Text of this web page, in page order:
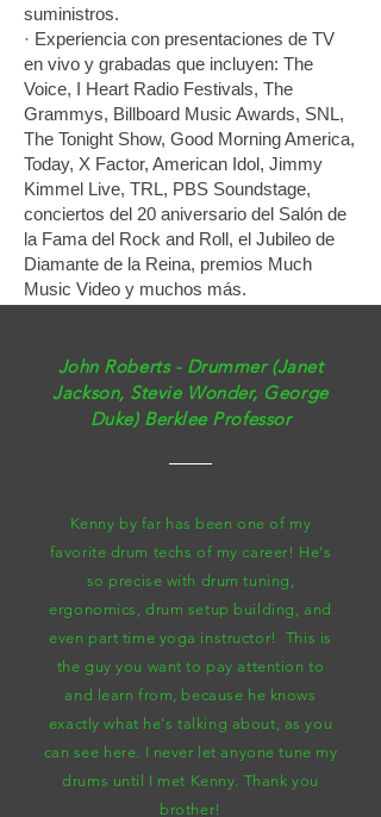
suministros.
· Experiencia con presentaciones de TV
en vivo y grabadas que incluyen: The
Voice, I Heart Radio Festivals, The
Grammys, Billboard Music Awards, SNL,
The Tonight Show, Good Morning America,
Today, X Factor, American Idol, Jimmy
Kimmel Live, TRL, PBS Soundstage,
conciertos del 20 aniversario del Salón de
la Fama del Rock and Roll, el Jubileo de
Diamante de la Reina, premios Much
Music Video y muchos más.
John Roberts - Drummer (Janet
Jackson, Stevie Wonder, George
Duke) Berklee Professor
Kenny by far has been one of my
favorite drum techs of my career! He's
so precise with drum tuning,
ergonomics, drum setup building, and
even part time yoga instructor! This is
the guy you want to pay attention to
and learn from, because he knows
exactly what he's talking about, as you
can see here. I never let anyone tune my
drums until I met Kenny. Thank you
brother!